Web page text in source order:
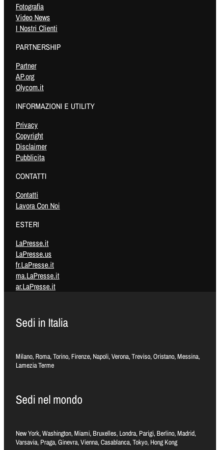
Fotografia
Video News
I Nostri Clienti
PARTNERSHIP
Partner
AP.org
Olycom.it
INFORMAZIONI E UTILITY
Privacy
Copyright
Disclaimer
Pubblicita
CONTATTI
Contatti
Lavora Con Noi
ESTERI
LaPresse.it
LaPresse.us
fr.LaPresse.it
ma.LaPresse.it
ar.LaPresse.it
Sedi in Italia
Milano, Roma, Torino, Firenze, Napoli, Verona, Treviso, Oristano, Messina,
Lamezia Terme
Sedi nel mondo
New York, Washington, Miami, Bruxelles, Londra, Parigi, Berlino, Madrid,
Varsavia, Praga, Ginevra, Vienna, Casablanca, Tokyo, Hong Kong